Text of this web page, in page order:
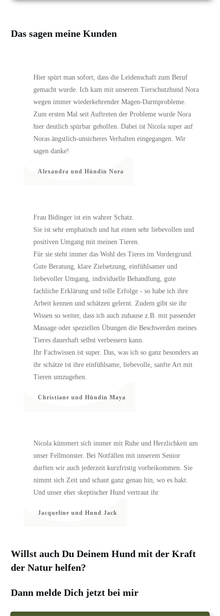
Das sagen meine Kunden
Hier spürt man sofort, dass die Leidenschaft zum Beruf
gemacht wurde. Ich kam mit unserem Tierschutzhund Nora
wegen immer wiederkehrender Magen-Darmprobleme.
Zum ersten Mal seit Auftreten der Probleme wurde Nora
hier deutlich spürbar geholfen. Dabei ist Nicola super auf
Noras ängstlich-unsicheres Verhalten eingegangen. Wir
sagen danke!
Alexandra und Hündin Nora
Frau Bidinger ist ein wahrer Schatz.
Sie ist sehr emphatisch und hat einen sehr liebevollen und
positiven Umgang mit meinen Tieren.
Für sie steht immer das Wohl des Tieres im Vordergrund.
Gute Beratung, klare Zielsetzung, einfühlsamer und
liebevoller Umgang, individuelle Behandlung, gute
fachliche Erklärung und tolle Erfolge - so habe ich ihre
Arbeit kennen und schätzen gelernt. Zudem gibt sie ihr
Wissen so weiter, dass ich auch zuhause z.B. mit passender
Massage oder speziellen Übungen die Beschwerden meines
Tieres dauerhaft selbst verbessern kann.
Ihr Fachwissen ist super. Das, was ich so ganz besonders an
ihr schätze ist ihre einfühlsame, liebevolle, sanfte Art mit
Tieren umzugehen.
Christiane und Hündin Maya
Nicola kümmert sich immer mit Ruhe und Herzlichkeit um
unser Fellmonster. Bei Notfällen mit unserem Senior
durften wir auch jederzeit kurzfristig vorbeikommen. Sie
nimmt sich Zeit und schaut ganz genau hin, wo es hakt.
Und unser eher skeptischer Hund vertraut ihr
Jacqueline und Hund Jack
Willst auch Du Deinem Hund mit der Kraft
der Natur helfen?
Dann melde Dich jetzt bei mir